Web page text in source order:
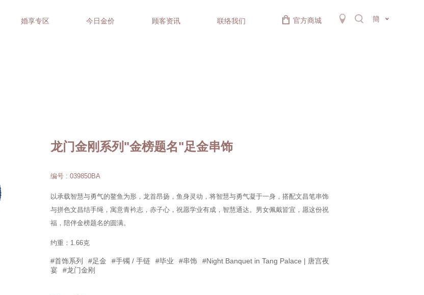
婚享专区 今日金价 顾客资讯 联络我们 官方商城 簡
龙门金刚系列"金榜题名"足金串饰
编号 : 039850BA
以承载智慧与勇气的鳌鱼为形，龙首昂扬，鱼身灵动，将智慧与勇气凝于一身，搭配文昌笔串饰
与拼色文昌结手绳，寓意青衿志，赤子心，祝愿学业有成，智慧通达。男女佩戴皆宜，愿这份祝
福，陪伴金榜题名的圆满。
约重：1.66克
#首饰系列 #足金 #手镯 / 手链 #毕业 #串饰
#Night Banquet in Tang Palace | 唐宫夜
宴
#龙门金刚